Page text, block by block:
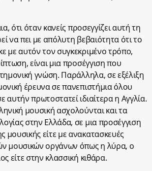
ότι όταν κανείς προσεγγίζει αυτή τη
να πει με απόλυτη βεβαιότητα ότι το
με αυτόν τον συγκεκριμένο τρόπο,
είναι μια προσέγγιση που
γνώση. Παράλληλα, σε εξέλιξη
έρευνα σε πανεπιστήμια όλου
πρωτοστατεί ιδιαίτερα η Αγγλία.
μουσική ασχολούνται και τα
στην Ελλάδα, σε μια προσέγγιση
μουσικής είτε με ανακατασκευές
μουσικών οργάνων όπως η λύρα, ο
είτε στην κλασσική κιθάρα.